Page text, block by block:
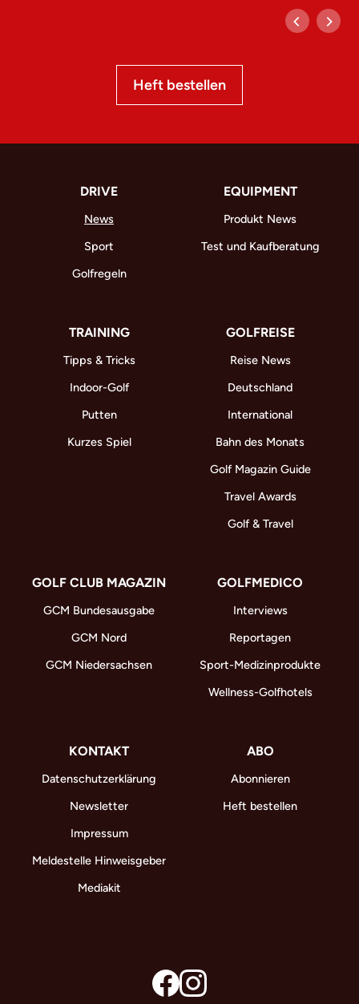
Heft bestellen
DRIVE
News
Sport
Golfregeln
EQUIPMENT
Produkt News
Test und Kaufberatung
TRAINING
Tipps & Tricks
Indoor-Golf
Putten
Kurzes Spiel
GOLFREISE
Reise News
Deutschland
International
Bahn des Monats
Golf Magazin Guide
Travel Awards
Golf & Travel
GOLF CLUB MAGAZIN
GCM Bundesausgabe
GCM Nord
GCM Niedersachsen
GOLFMEDICO
Interviews
Reportagen
Sport-Medizinprodukte
Wellness-Golfhotels
KONTAKT
Datenschutzerklärung
Newsletter
Impressum
Meldestelle Hinweisgeber
Mediakit
ABO
Abonnieren
Heft bestellen